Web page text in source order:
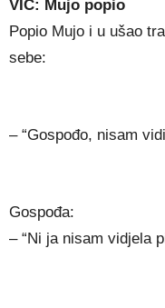
VIC: Mujo popio
Popio Mujo i u ušao
sebe:
– “Gospođo, nisam
Gospođa:
– “Ni ja nisam vidjela